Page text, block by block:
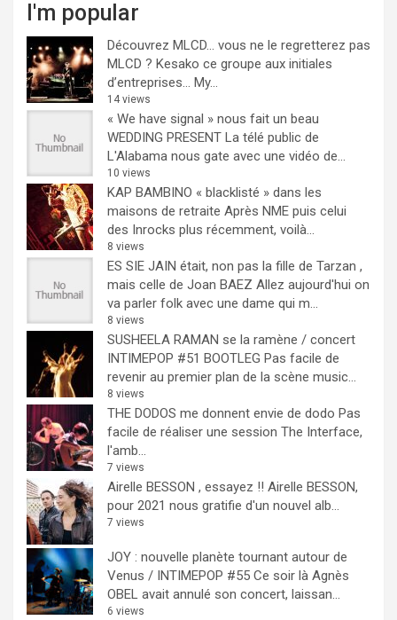
I'm popular
Découvrez MLCD… vous ne le regretterez pas
MLCD ? Kesako ce groupe aux initiales
d’entreprises… My...
14 views
« We have signal » nous fait un beau
WEDDING PRESENT La télé public de
L'Alabama nous gate avec une vidéo de...
10 views
KAP BAMBINO « blacklisté » dans les
maisons de retraite Après NME puis celui
des Inrocks plus récemment, voilà...
8 views
ES SIE JAIN était, non pas la fille de Tarzan ,
mais celle de Joan BAEZ Allez aujourd'hui on
va parler folk avec une dame qui m...
8 views
SUSHEELA RAMAN se la ramène / concert
INTIMEPOP #51 BOOTLEG Pas facile de
revenir au premier plan de la scène music...
8 views
THE DODOS me donnent envie de dodo Pas
facile de réaliser une session The Interface,
l'amb...
7 views
Airelle BESSON , essayez !! Airelle BESSON,
pour 2021 nous gratifie d'un nouvel alb...
7 views
JOY : nouvelle planète tournant autour de
Venus / INTIMEPOP #55 Ce soir là Agnès
OBEL avait annulé son concert, laissan...
6 views